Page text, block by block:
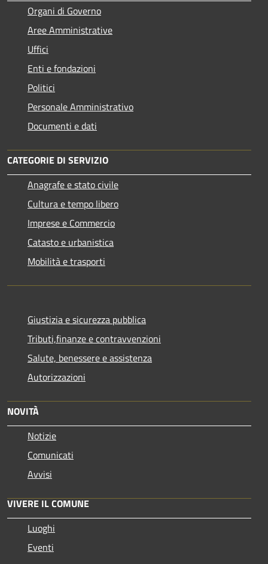
Organi di Governo
Aree Amministrative
Uffici
Enti e fondazioni
Politici
Personale Amministrativo
Documenti e dati
CATEGORIE DI SERVIZIO
Anagrafe e stato civile
Cultura e tempo libero
Imprese e Commercio
Catasto e urbanistica
Mobilità e trasporti
Giustizia e sicurezza pubblica
Tributi,finanze e contravvenzioni
Salute, benessere e assistenza
Autorizzazioni
NOVITÀ
Notizie
Comunicati
Avvisi
VIVERE IL COMUNE
Luoghi
Eventi